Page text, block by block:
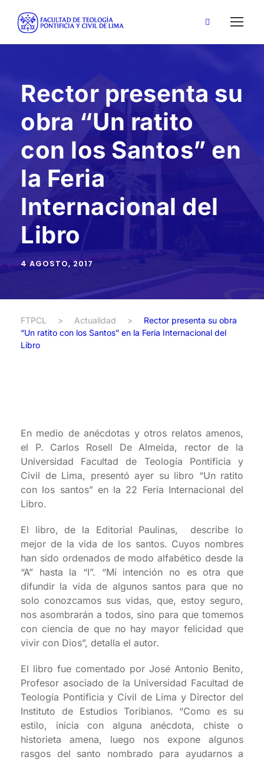
Rector presenta su
obra “Un ratito
con los Santos” en
la Feria
Internacional del
Libro
4 AGOSTO, 2017
FTPCL > Actualidad >
Rector presenta su obra
“Un ratito con los Santos” en la Feria Internacional del
Libro
En medio de anécdotas y otros relatos amenos,
el P. Carlos Rosell De Almeida, rector de la
Universidad Facultad de Teología Pontificia y
Civil de Lima, presentó ayer su libro “Un ratito
con los santos” en la 22 Feria Internacional del
Libro.
El libro, de la Editorial Paulinas, describe lo
mejor de la vida de los santos. Cuyos nombres
han sido ordenados de modo alfabético desde la
“A” hasta la “I”. “Mi intención no es otra que
difundir la vida de algunos santos para que no
solo conozcamos sus vidas, que, estoy seguro,
nos asombrarán a todos, sino para que tomemos
con ciencia de que no hay mayor felicidad que
vivir con Dios”, detalla el autor.
El libro fue comentado por José Antonio Benito,
Profesor asociado de la Universidad Facultad de
Teología Pontificia y Civil de Lima y Director del
Instituto de Estudios Toribianos. “Como es su
estilo, inicia con alguna anécdota, chiste o
historieta amena, luego nos expone algunos
rasgos del santo nombrado para ayudarnos a